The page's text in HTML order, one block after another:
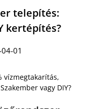
telepítés:
kertépítés?
01
vízmegtakarítás,
vagy DIY?